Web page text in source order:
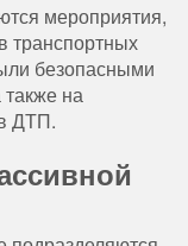
мероприятия,
транспортных
безопасными
на
ДТП.